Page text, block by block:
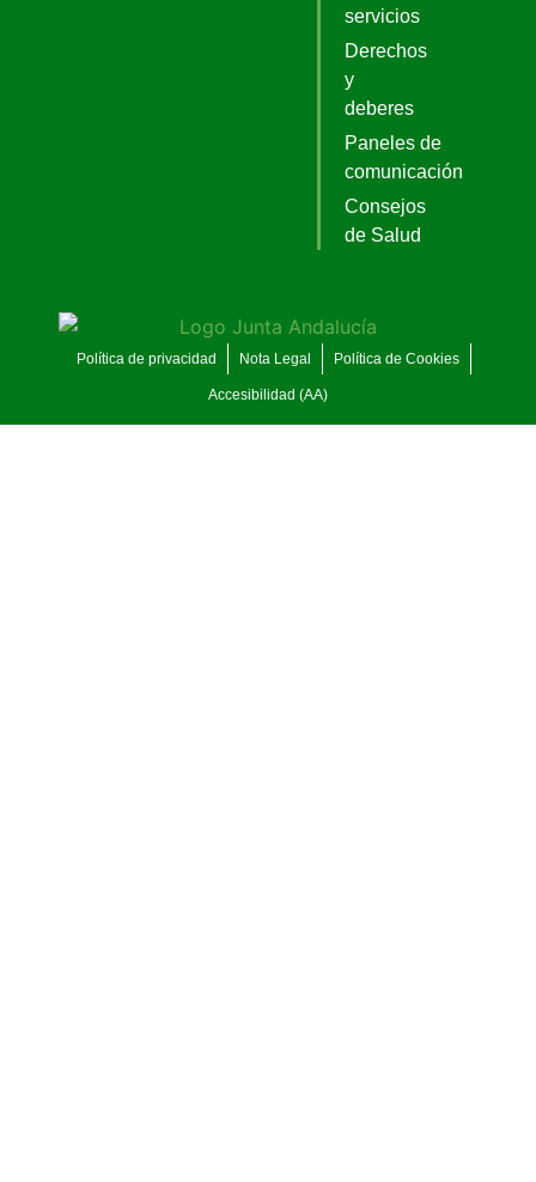
servicios
Derechos
y
deberes
Paneles de
comunicación
Consejos
de Salud
Política de privacidad Nota Legal Política de Cookies
Accesibilidad (AA)